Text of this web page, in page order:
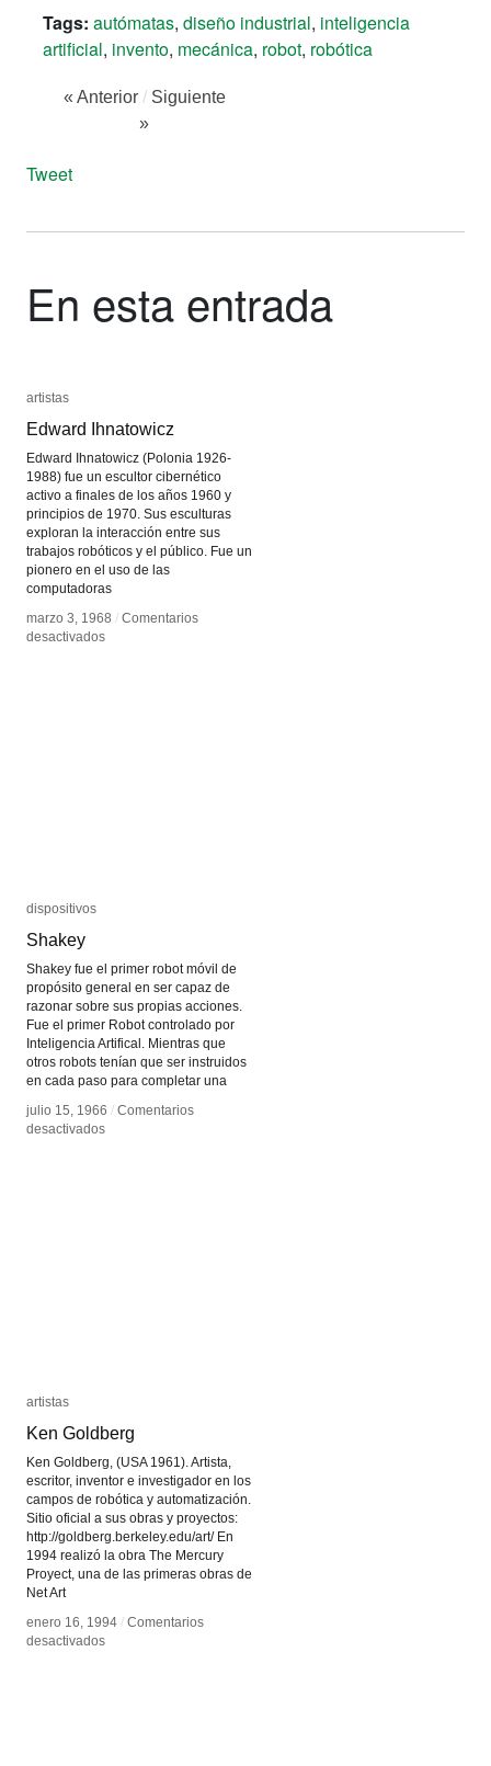
Tags: autómatas, diseño industrial, inteligencia
artificial, invento, mecánica, robot, robótica
« Anterior / Siguiente
»
Tweet
En esta entrada
artistas
Edward Ihnatowicz
Edward Ihnatowicz (Polonia 1926-
1988) fue un escultor cibernético
activo a finales de los años 1960 y
principios de 1970. Sus esculturas
exploran la interacción entre sus
trabajos robóticos y el público. Fue un
pionero en el uso de las
computadoras
marzo 3, 1968 / Comentarios
desactivadosen
artistas
Edward Ihnatowicz
marzo 3, 1968 / Comentarios
desactivadosen
dispositivos
Shakey
Shakey fue el primer robot móvil de
propósito general en ser capaz de
razonar sobre sus propias acciones.
Fue el primer Robot controlado por
Inteligencia Artifical. Mientras que
otros robots tenían que ser instruidos
en cada paso para completar una
julio 15, 1966 / Comentarios
desactivadosen
dispositivos
Shakey
julio 15, 1966 / Comentarios
desactivadosen
artistas
Ken Goldberg
Ken Goldberg, (USA 1961). Artista,
escritor, inventor e investigador en los
campos de robótica y automatización.
Sitio oficial a sus obras y proyectos:
http://goldberg.berkeley.edu/art/ En
1994 realizó la obra The Mercury
Proyect, una de las primeras obras de
Net Art
enero 16, 1994 / Comentarios
desactivadosen
artistas
Ken Goldberg
enero 16, 1994 / Comentarios
desactivadosen